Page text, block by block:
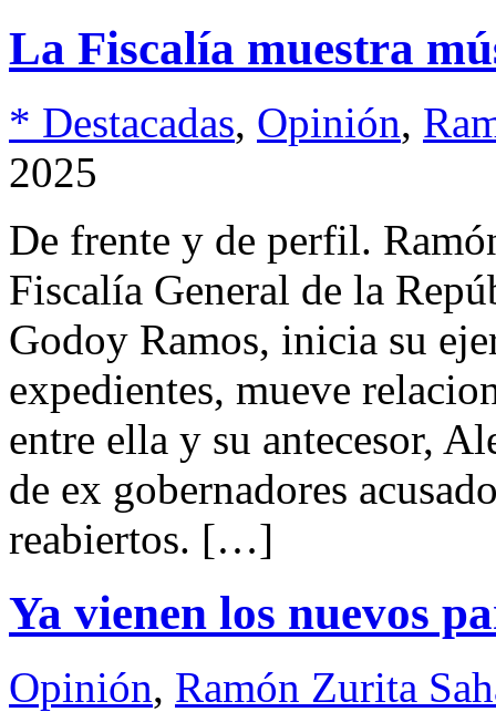
La Fiscalía muestra
* Destacadas, Opinión,
2025
De frente y de perfil.
Fiscalía General de la
Godoy Ramos, inicia su
expedientes, mueve
entre ella y su antecesor,
de ex gobernadores
reabiertos. […]
Ya vienen los nuevos
Opinión, Ramón Zurita